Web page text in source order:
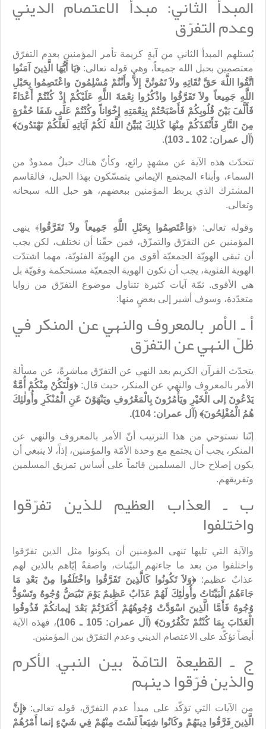
المبدأ الثاني: مبدأ الاعتصام الديني
وعدم التفرّق
يُستلهم المبدأ الثاني من آيةٍ كريمة تأمر المؤمنين بعدم التفرّق
معتصمين بحبل الله جميعاً، وهي قوله تعالى:﴿يَا أَيُّهَا الَّذِينَ آمَنُوا
اتَّقُوا اللَّهَ حَقَّ تُقَاتِهِ ولاَ تَمُوتُنَّ إِلاَّ وأَنْتُمْ مُسْلِمُونَ واعْتَصِمُوا بِحَبْلِ
اللَّهِ جَمِيعاً ولاَ تَفَرَّقُوا واذْكُرُوا نِعْمَةَ اللَّهِ عَلَيْكُمْ إِذْ كُنْتُمْ أَعْدَاءً
فَأَلَّفَ بَيْنَ قُلُوبِكُمْ فَأَصْبَحْتُمْ بِنِعْمَتِهِ إِخْوَاناً وكُنْتُمْ عَلَى شَفَا حُفْرَةٍ
مِنَ النَّارِ فَأَنْقَذَكُمْ مِنْهَا كَذٰلِكَ يُبَيِّنُ اللَّهُ لَكُمْ آيَاتِهِ لَعَلَّكُمْ تَهْتَدُونَ﴾
(آل عمران: 102 ـ 103).
تتحدّث هذه الآية عن مشهدٍ رائع، وكأنّ هناك حبلٌ ممدودٌ من
السماء، وأبناء المجتمع الإيماني يتمسّكون بهذا الحبل، فالقاسم
المشترك الذي يربط المؤمنين ببعضهم، هو حبل الله سبحانه
وتعالى.
وقوله تعالی: ﴿وَاعْتَصِمُوا بِحَبْلِ اللَّهِ جَمِيعاً ولاَ تَفَرَّقُوا ﴾ ینهى
المؤمنين عن التفرّق والتمزّق، فمن حقّنا أن نختلف، لكن يجب
أن تبقى الهويّة الجمعيّة أقوى من الهويّة الفئويّة، مهما اشتدّت
الهوية الفئوية، يجب أن تكون الهوية الجمعيّة مستحكمة وقويّة بل
هي الأقوى. ثمّة آيات كثيرة تتناول موضوع التفرّق من زوايا
متعدّدة، وسوف أشير إلى بعضٍ منها:
أ ـ الأمر بالمعروف والنهي عن المنكر في
ظلّ النهي عن التفرّق
يتحدّث القرآن الكريم بعد النهي عن التفرّق مباشرةً، عن مسألة
الأمر بالمعروف والنهي عن المنكر، حيث قال:﴿وَلْتَكُنْ مِنْكُمْ أُمَّةٌ
يَدْعُونَ إلى الْخَيْرِ ويَأْمُرُونَ بِالْمَعْرُوفِ ويَنْهَوْنَ عَنِ الْمُنْكَرِ وأُولٰئِكَ
هُمُ الْمُفْلِحُونَ﴾ (آل عمران: 104).
إنّنا نستوحي من هذا الترتيب أنّ الأمر بالمعروف والنهي عن
المنكر، يجب أن يجتمع مع وحدة الأمّة والمؤمنين، إذاً، لا ينبغي أن
يكون إصلاح حال المسلمين قائماً على أساس تمزيق المسلمين
وتفريقهم.
ب ـ العذاب العظيم للذين تفرّقوا
واختلفوا
والآية التي تليها تنهی المؤمنين أن یكونوا مثل الذين تفرّقوا
واختلفوا من بعد ما جاءتهم البيّنات، واصفةً إيّاهم بالذين لهم
عذابٌ عظيم:﴿وَلاَ تَكُونُوا كَالَّذِينَ تَفَرَّقُوا واخْتَلَفُوا مِنْ بَعْدِ مَا
جَاءَهُمُ الْبَيِّنَاتُ وأُولٰئِكَ لَهُمْ عَذَابٌ عَظِيمٌ يَوْمَ تَبْيَضُّ وُجُوهٌ وتَسْوَدُّ
وُجُوهٌ فَأَمَّا الَّذِينَ اسْوَدَّتْ وُجُوهُهُمْ أَكَفَرْتُمْ بَعْدَ إيمانكُمْ فَذُوقُوا
الْعَذَابَ بِمَا كُنْتُمْ تَكْفُرُونَ﴾ (آل عمران: 105 ـ 106)
، فهذه الآية
أيضاً تؤكّد على الاعتصام الديني وعدم التفرّق بين المؤمنين.
ج ـ القطيعة التامّة بين النبيّ الأكرم
والذين فرّقوا دينهم
من الآيات التي تؤكّد على مبدأ عدم التفرّق، قوله تعالى:﴿إِنَّ
الَّذِينَ فَرَّقُوا دِينَهُمْ وكَانُوا شِيَعاً لَسْتَ مِنْهُمْ فِي شَيْءٍ إنما أَمْرُهُمْ